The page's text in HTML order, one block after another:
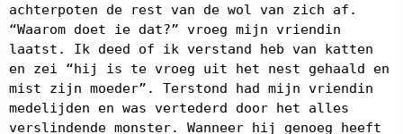
achterpoten de rest van de wol van zich af.
“Waarom doet ie dat?” vroeg mijn vriendin
laatst. Ik deed of ik verstand heb van katten
en zei “hij is te vroeg uit het nest gehaald en
mist zijn moeder”. Terstond had mijn vriendin
medelijden en was vertederd door het alles
verslindende monster. Wanneer hij genoeg heeft